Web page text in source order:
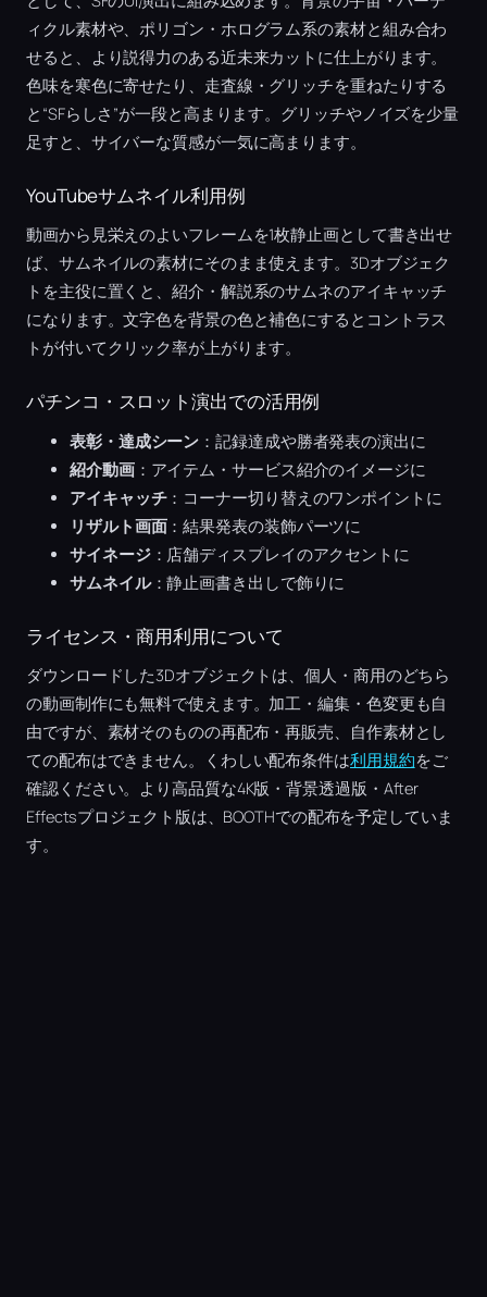
ィクル素材や、ポリゴン・ホログラム系の素材と組み合わ
せると、より説得力のある近未来カットに仕上がります。
色味を寒色に寄せたり、走査線・グリッチを重ねたりする
と“SFらしさ”が一段と高まります。グリッチやノイズを少量
足すと、サイバーな質感が一気に高まります。
YouTubeサムネイル利用例
動画から見栄えのよいフレームを1枚静止画として書き出せ
ば、サムネイルの素材にそのまま使えます。3Dオブジェク
トを主役に置くと、紹介・解説系のサムネのアイキャッチ
になります。文字色を背景の色と補色にするとコントラス
トが付いてクリック率が上がります。
パチンコ・スロット演出での活用例
表彰・達成シーン ：記録達成や勝者発表の演出に
紹介動画：アイテム・サービス紹介のイメージに
アイキャッチ：コーナー切り替えのワンポイントに
リザルト画面：結果発表の装飾パーツに
サイネージ：店舗ディスプレイのアクセントに
サムネイル：静止画書き出しで飾りに
ライセンス・商用利用について
ダウンロードした3Dオブジェクトは、個人・商用のどちら
の動画制作にも無料で使えます。加工・編集・色変更も自
由ですが、素材そのものの再配布・再販売、自作素材とし
ての配布はできません。くわしい配布条件は利用規約をご
確認ください。より高品質な4K版・背景透過版・After
Effectsプロジェクト版は、BOOTHでの配布を予定していま
す。